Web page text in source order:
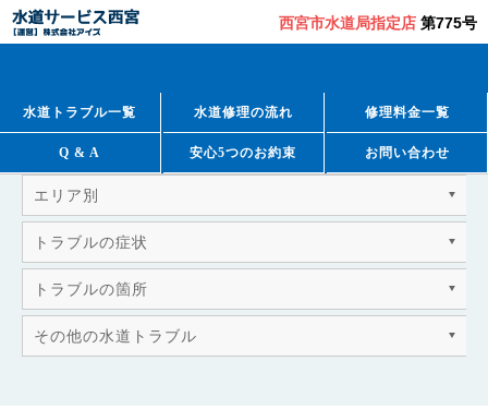
西宮市水道局指定店 第775号
水道トラブル一覧 水道修理の流れ 修理料金一覧
Q & A 安心5つのお約束 お問い合わせ
エリア別
トラブルの症状
トラブルの箇所
その他の水道トラブル